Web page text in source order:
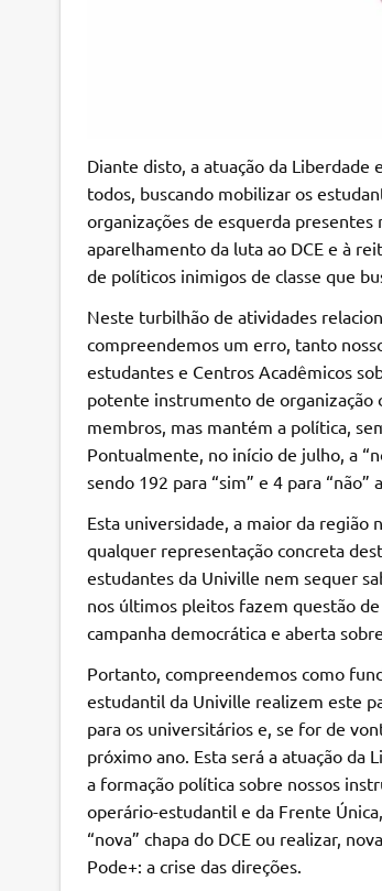
Diante disto, a atuação da
todos, buscando mobilizar os
organizações de esquerda
aparelhamento da luta ao DCE e à
de políticos inimigos de classe que
Neste turbilhão de atividades
compreendemos um erro, tanto
estudantes e Centros Acadêmicos
potente instrumento de organização
membros, mas mantém a política,
Pontualmente, no início de julho, a
sendo 192 para “sim” e 4 para “não”
Esta universidade, a maior da região
qualquer representação concreta
estudantes da Univille nem sequer
nos últimos pleitos fazem questão
campanha democrática e aberta
Portanto, compreendemos como
estudantil da Univille realizem este
para os universitários e, se for de
próximo ano. Esta será a atuação da
a formação política sobre nossos
operário-estudantil e da Frente
“nova” chapa do DCE ou realizar,
Pode+: a crise das direções.